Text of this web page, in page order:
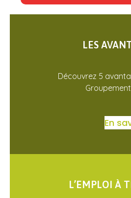
LES
Découvrez 5
En
L’EMPLOI À